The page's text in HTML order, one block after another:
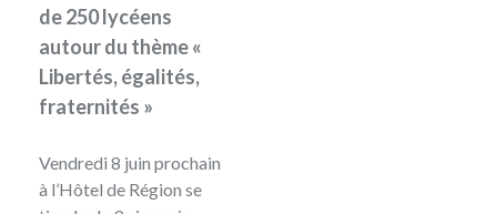
de 250 lycéens
autour du thème «
Libertés, égalités,
fraternités »
Vendredi 8 juin prochain
à l’Hôtel de Région se